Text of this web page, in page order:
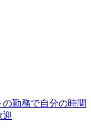
勤務で自分の時間
迎